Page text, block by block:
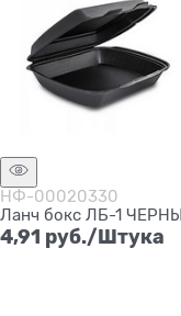
НФ-00020330
Ланч бокс ЛБ-1
4,91 руб./Штука